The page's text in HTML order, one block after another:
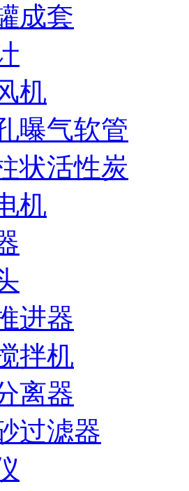
成套
机
曝气软管
状活性炭
机
进器
拌机
离器
过滤器